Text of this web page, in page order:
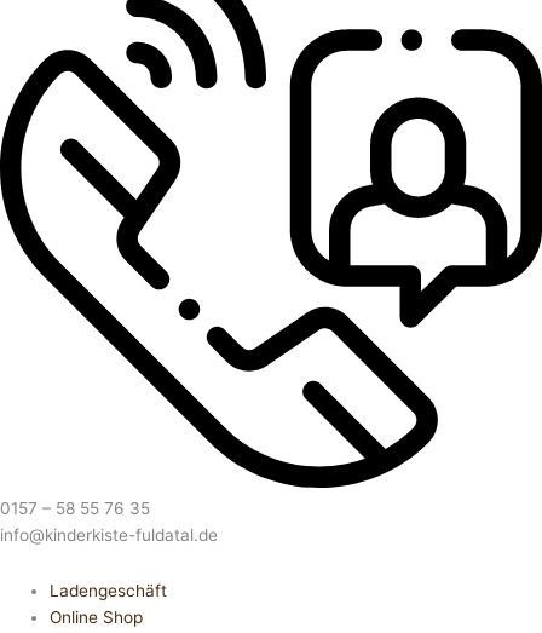
0157 – 58 55 76 35
info@kinderkiste-fuldatal.de
Ladengeschäft
Online Shop